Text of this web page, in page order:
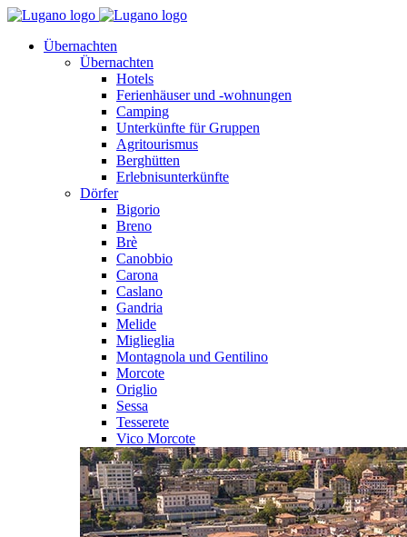
Übernachten
Übernachten
Hotels
Ferienhäuser und -wohnungen
Camping
Unterkünfte für Gruppen
Agritourismus
Berghütten
Erlebnisunterkünfte
Dörfer
Bigorio
Breno
Brè
Canobbio
Carona
Caslano
Gandria
Melide
Miglieglia
Montagnola und Gentilino
Morcote
Origlio
Sessa
Tesserete
Vico Morcote